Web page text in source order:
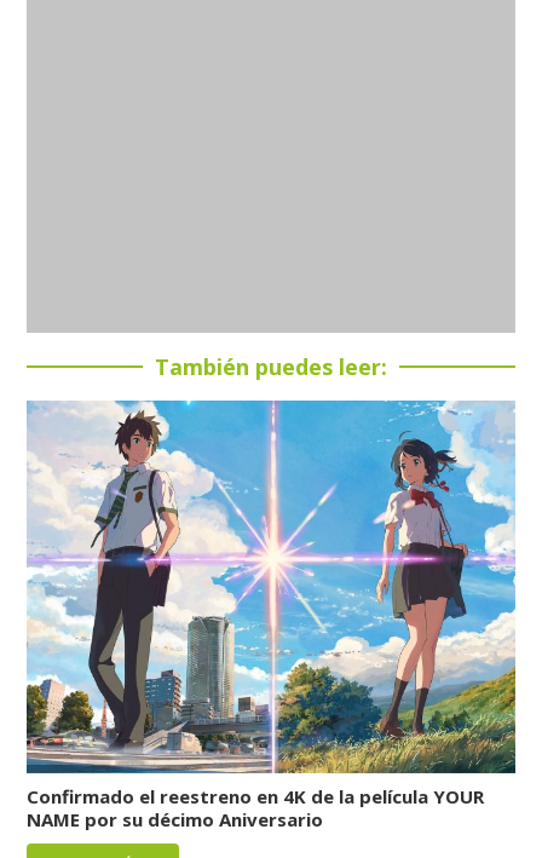
También puedes leer:
Confirmado el reestreno en 4K de la película YOUR
NAME por su décimo Aniversario